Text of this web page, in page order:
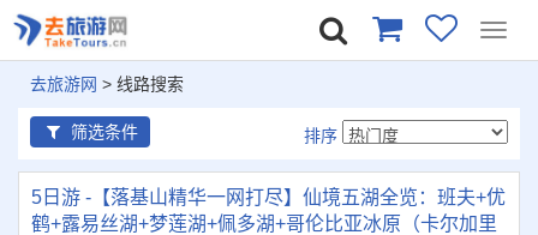
去旅游网 > 线路搜索
筛选条件 排序
5日游 -【落基山精华一网打尽】仙境五湖全览：班夫+优
鹤+露易丝湖+梦莲湖+佩多湖+哥伦比亚冰原（卡尔加里